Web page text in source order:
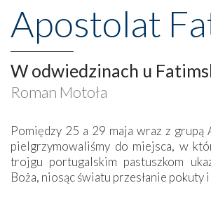
Apostolat
W odwiedzinach u
Roman Motoła
Pomiędzy 25 a 29 maja wraz z grupą
pielgrzymowaliśmy do miejsca, w
trojgu portugalskim pastuszkom
Boża, niosąc światu przesłanie pokuty